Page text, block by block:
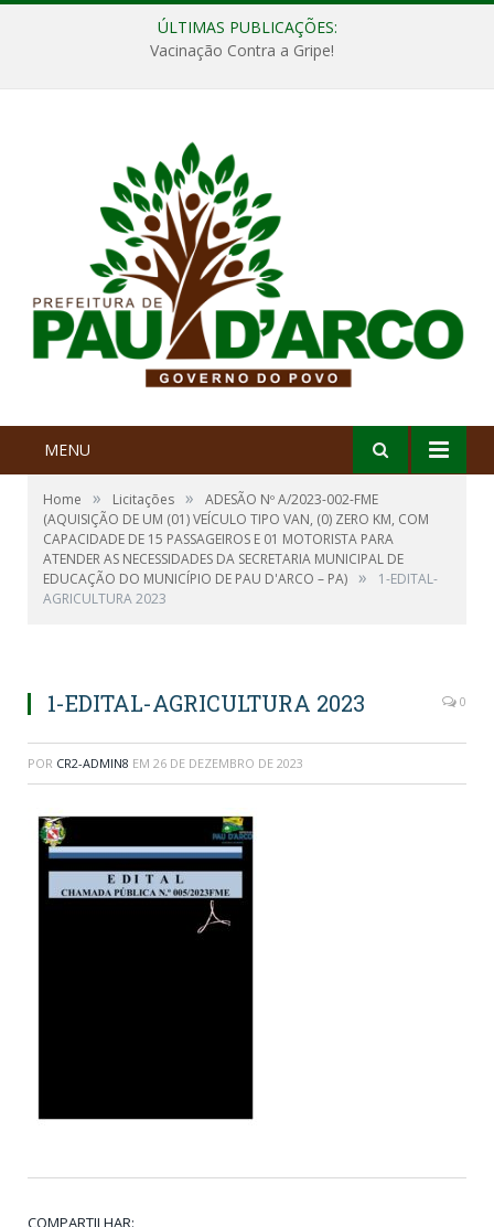
ÚLTIMAS PUBLICAÇÕES:
Vacinação Contra a Gripe!
MENU
Home » Licitações »
ADESÃO Nº A/2023-002-FME
(AQUISIÇÃO DE UM (01) VEÍCULO TIPO VAN, (0) ZERO KM, COM
CAPACIDADE DE 15 PASSAGEIROS E 01 MOTORISTA PARA
ATENDER AS NECESSIDADES DA SECRETARIA MUNICIPAL DE
EDUCAÇÃO DO MUNICÍPIO DE PAU D'ARCO – PA) »
1-EDITAL-
AGRICULTURA 2023
1-EDITAL-AGRICULTURA 2023 0
POR CR2-ADMIN8 EM 26 DE DEZEMBRO DE 2023
COMPARTILHAR: